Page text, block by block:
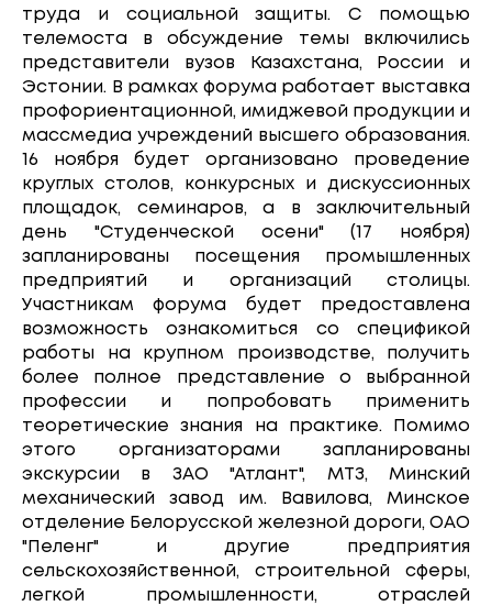
труда и социальной защиты. С помощью
телемоста в обсуждение темы включились
представители вузов Казахстана, России и
Эстонии. В рамках форума работает выставка
профориентационной, имиджевой продукции и
массмедиа учреждений высшего образования.
16 ноября будет организовано проведение
круглых столов, конкурсных и дискуссионных
площадок, семинаров, а в заключительный
день "Студенческой осени" (17 ноября)
запланированы посещения промышленных
предприятий и организаций столицы.
Участникам форума будет предоставлена
возможность ознакомиться со спецификой
работы на крупном производстве, получить
более полное представление о выбранной
профессии и попробовать применить
теоретические знания на практике. Помимо
этого организаторами запланированы
экскурсии в ЗАО "Атлант", МТЗ, Минский
механический завод им. Вавилова, Минское
отделение Белорусской железной дороги, ОАО
"Пеленг" и другие предприятия
сельскохозяйственной, строительной сферы,
легкой промышленности, отраслей